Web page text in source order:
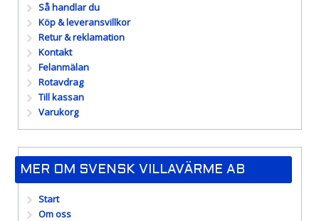
Så handlar du
Köp & leveransvillkor
Retur & reklamation
Kontakt
Felanmälan
Rotavdrag
Till kassan
Varukorg
MER OM SVENSK VILLAVÄRME AB
Start
Om oss